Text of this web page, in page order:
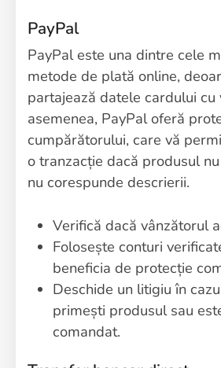
PayPal
PayPal este una dintre cele
metode de plată online,
partajează datele cardului cu
asemenea, PayPal oferă
cumpărătorului, care vă
o tranzacție dacă produsul
nu corespunde descrierii.
Verifică dacă vânzătorul
Folosește conturi
beneficia de protecție
Deschide un litigiu în
primești produsul sau
comandat.